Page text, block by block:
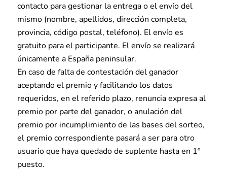
contacto para gestionar la entrega o el envío del
mismo (nombre, apellidos, dirección completa,
provincia, código postal, teléfono). El envío es
gratuito para el participante. El envío se realizará
únicamente a España peninsular.
En caso de falta de contestación del ganador
aceptando el premio y facilitando los datos
requeridos, en el referido plazo, renuncia expresa al
premio por parte del ganador, o anulación del
premio por incumplimiento de las bases del sorteo,
el premio correspondiente pasará a ser para otro
usuario que haya quedado de suplente hasta en 1º
puesto.